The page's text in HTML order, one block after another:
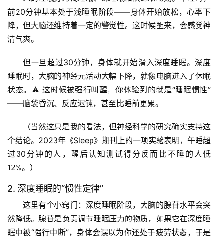
前20分钟基本处于浅睡眠阶段——身体开始放松，心率下
降，但大脑还维持着一定的警觉性。这时候醒来，会感觉神
清气爽。
但一旦超过30分钟，身体就开始滑入深度睡眠。深度
睡眠时，大脑的神经元活动大幅下降，就像电脑进入了休眠
状态。⚠️ 这时候被强行叫醒，你体验到的就是“睡眠惯性”
——脑袋昏沉、反应迟钝，甚至比睡前更累。
（当然这只是我的看法，但神经科学的研究确实支持这
个结论。2023年《Sleep》期刊上的一项实验表明，午睡超
过30分钟的人，醒后认知测试得分反而比不睡的人低
12%。）
2. 深度睡眠的“惯性定律”
这里有个小窍门：深度睡眠阶段，大脑的腺苷水平会突
然降低。腺苷是负责调节睡眠压力的物质，如果它在深度睡
眠中被“强行中断”，身体会误以为你还处于疲劳状态，于是